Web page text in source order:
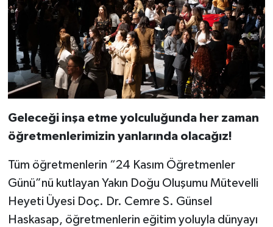
Geleceği inşa etme yolculuğunda her zaman
öğretmenlerimizin yanlarında olacağız!
Tüm öğretmenlerin “24 Kasım Öğretmenler
Günü”nü kutlayan Yakın Doğu Oluşumu Mütevelli
Heyeti Üyesi Doç. Dr. Cemre S. Günsel
Haskasap, öğretmenlerin eğitim yoluyla dünyayı